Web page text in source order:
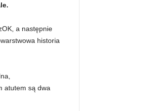
a następnie
historia
atutem są dwa